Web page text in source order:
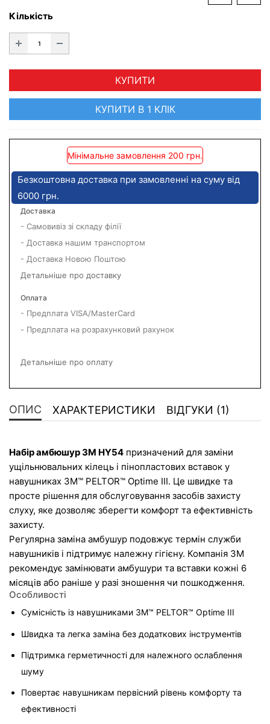
Кількість
КУПИТИ
КУПИТИ В 1 КЛІК
Мінімальне замовлення 200 грн.
Безкоштовна доставка при замовленні на суму від
6000 грн.
Доставка
- Самовивіз зі складу філії
- Доставка нашим транспортом
- Доставка Новою Поштою
Детальніше про доставку
Оплата
- Предплата VISA/MasterCard
- Предплата на розрахунковий рахунок
Детальніше про оплату
ОПИС ХАРАКТЕРИСТИКИ ВІДГУКИ (1)
Набір амбюшур 3M HY54 призначений для заміни
ущільнювальних кілець і пінопластових вставок у
навушниках 3M™ PELTOR™ Optime III. Це швидке та
просте рішення для обслуговування засобів захисту
слуху, яке дозволяє зберегти комфорт та ефективність
захисту.
Регулярна заміна амбушур подовжує термін служби
навушників і підтримує належну гігієну. Компанія 3M
рекомендує замінювати амбушури та вставки кожні 6
місяців або раніше у разі зношення чи пошкодження.
Особливості
Сумісність із навушниками 3M™ PELTOR™ Optime III
Швидка та легка заміна без додаткових інструментів
Підтримка герметичності для належного ослаблення
шуму
Повертає навушникам первісний рівень комфорту та
ефективності